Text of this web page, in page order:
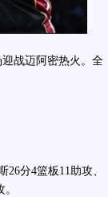
战迈阿密热火。全
分4篮板11助攻、